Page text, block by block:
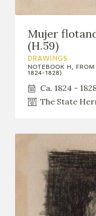
Mujer
(H.59)
DRAWINGS
NOTEBOOK H,
1824-1828)
Ca. 1824 -
The State